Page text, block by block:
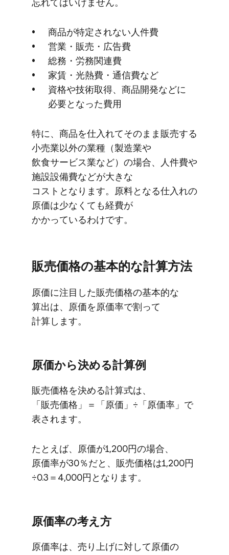
忘れてはいけません。
商品が​特定されない​人件費
営業・販売・​広告費
総務・労務関連費
家賃・光熱費・通信費など
資格や​技術取得、​商品開発などに​
必要と​なった​費用
特に、​商品を​仕入れて​そのまま​販売する​
小売業以外の​業種​（製造業や​
飲食サービス業など）の​場合、​人件費や​
施設設備費などが​大きな​
コストとなります。​原料と​なる​仕入れの​
原価は​少なくても​経費が​
かかっているわけです。
販売価格の​基本的な​計算方​法
原価に​注目した​販売価格の​基本的な​
算出は、​原価を​原価率で​割って​
計算します。
原価から​決める​計算例
販売価格を​決める​計算式は、​
「販売価格」​＝​「原価」​÷​「原価率」で​
表されます。
た​とえば、​原価が​1,200円の​場合、​
原価率が​30％だと、​販売価格は​1,200円
÷0.3＝4,000円と​なります。
原価率の​考え方
原価率は、​売り上げに​対して​原価の​